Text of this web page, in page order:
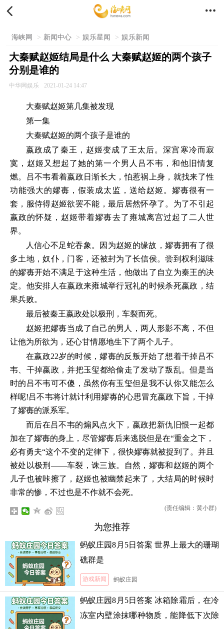
 
海峡网 > 新闻中心 > 娱乐星闻 > 娱乐新闻
大秦赋赵姬结局是什么 大秦赋赵姬的两个孩子
分别是谁的
中华网娱乐 2021-01-24 14:47
大秦赋赵姬第几集被发现
第一集
大秦赋赵姬的两个孩子是谁的
嬴政成了秦王，赵姬变成了王太后。深宫寒冷而寂
寞，赵姬又想起了她的第一个男人吕不韦，和他旧情复
燃。吕不韦看着嬴政日渐长大，怕惹祸上身，就找来了性
功能强大的嫪毐，假装成太监，送给赵姬。嫪毐很有一
套，服侍得赵姬欲罢不能，最后居然怀孕了。为了不引起
嬴政的怀疑，赵姬带着嫪毐去了雍城离宫过起了二人世
界。
人信心不足蛇吞象。因为赵姬的缘故，嫪毐拥有了很
多土地，奴仆，门客，还被封为了长信侯。尝到权利滋味
的嫪毐开始不满足于这种生活，他做出了自立为秦王的决
定。他安排人在嬴政来雍城举行冠礼的时候杀死嬴政，结
果兵败。
最后被秦王嬴政处以极刑，车裂而死。
赵姬把嫪毐当成了自己的男人，两人形影不离，不但
让他为所欲为，还心甘情愿地生下了两个儿子。
在嬴政22岁的时候，嫪毐的反叛开始了想着干掉吕不
韦、干掉嬴政，并把玉玺都给偷走了发动了叛乱。但是当
时的吕不韦可不傻，虽然你有玉玺但是我不认你又能怎么
样呢!吕不韦将计就计利用嫪毐的心思冒充嬴政下旨，干掉
了嫪毐的派系军。
而后在吕不韦的煽风点火下，嬴政把新仇旧恨一起都
加在了嫪毐的身上，尽管嫪毐后来逃脱但是在“重金之下，
必有勇夫“这个不变的定律下，很快嫪毐就被捉到了。并且
被处以极刑——车裂，诛三族。自然，嫪毐和赵姬的两个
儿子也被咔擦了，赵姬也被幽禁起来了，大结局的时候时
非常的惨，不过也是不作就不会死。
(责任编辑：黄小群)
为您推荐
蚂蚁庄园8月5日答案 世界上最大的珊瑚
礁群是
游戏新闻 蚂蚁庄园
蚂蚁庄园8月5日答案 冰箱除霜后，在冷
冻室内壁涂抹哪种物质，能降低下次除